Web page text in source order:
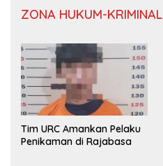
ZONA HUKUM-KRIMINAL
Tim URC Amankan Pelaku
Penikaman di Rajabasa